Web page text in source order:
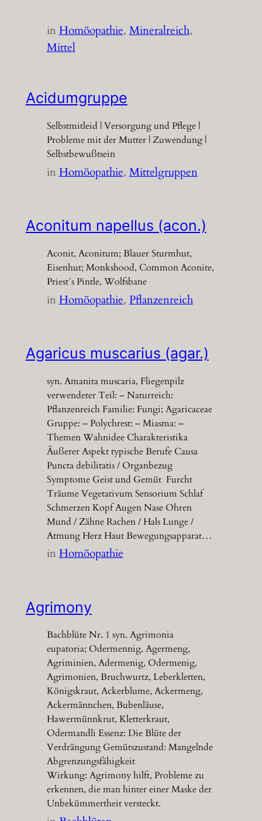
inHomöopathie, Mineralreich
Mittel
Acidumgruppe
Selbstmitleid | Versorgung und Pflege |
Probleme mit der Mutter | Zuwendung |
Selbstbewußtsein
inHomöopathie, Mittelgruppen
Aconitum napellus (acon.)
Aconit, Aconitum; Blauer Sturmhut,
Eisenhut; Monkshood, Common Aconite,
Priest´s Pintle, Wolfsbane
inHomöopathie, Pflanzenreich
Agaricus muscarius (agar.)
syn. Amanita muscaria, Fliegenpilz
verwendeter Teil: – Naturreich:
Pflanzenreich Familie: Fungi; Agaricaceae
Gruppe: – Polychrest: – Miasma: –
Themen Wahnidee Charakteristika
Äußerer Aspekt typische Berufe Causa
Puncta debilitatis / Organbezug
Symptome Geist und Gemüt Furcht
Träume Vegetativum Sensorium Schlaf
Schmerzen Kopf Augen Nase Ohren
Mund / Zähne Rachen / Hals Lunge /
Atmung Herz Haut Bewegungsapparat…
inHomöopathie
Agrimony
Bachblüte Nr. 1 syn. Agrimonia
eupatoria; Odermennig, Agermeng,
Agriminien, Adermenig, Odermenig,
Agrimonien, Bruchwurtz, Leberkletten,
Königskraut, Ackerblume, Ackermeng,
Ackermännchen, Bubenläuse,
Hawermünnkrut, Kletterkraut,
Odermandli Essenz: Die Blüte der
Verdrängung Gemütszustand: Mangelnde
Abgrenzungsfähigkeit
Wirkung: Agrimony hilft, Probleme zu
erkennen, die man hinter einer Maske der
Unbekümmertheit versteckt.